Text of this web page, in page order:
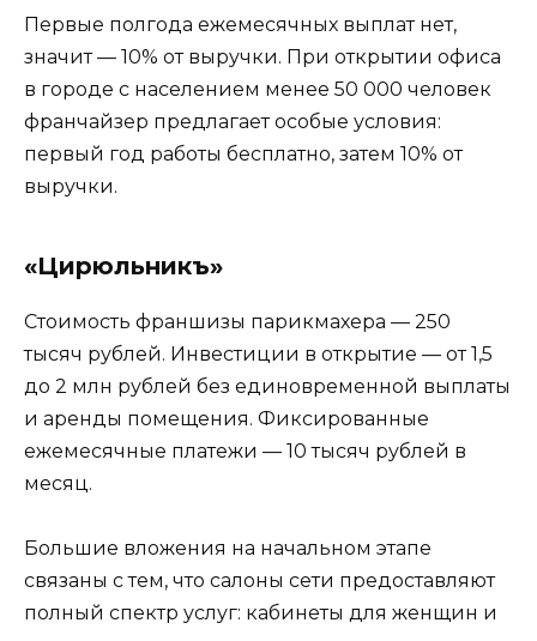
Первые полгода ежемесячных выплат нет,
значит — 10% от выручки. При открытии офиса
в городе с населением менее 50 000 человек
франчайзер предлагает особые условия:
первый год работы бесплатно, затем 10% от
выручки.
«Цирюльникъ»
Стоимость франшизы парикмахера — 250
тысяч рублей. Инвестиции в открытие — от 1,5
до 2 млн рублей без единовременной выплаты
и аренды помещения. Фиксированные
ежемесячные платежи — 10 тысяч рублей в
месяц.
Большие вложения на начальном этапе
связаны с тем, что салоны сети предоставляют
полный спектр услуг: кабинеты для женщин и